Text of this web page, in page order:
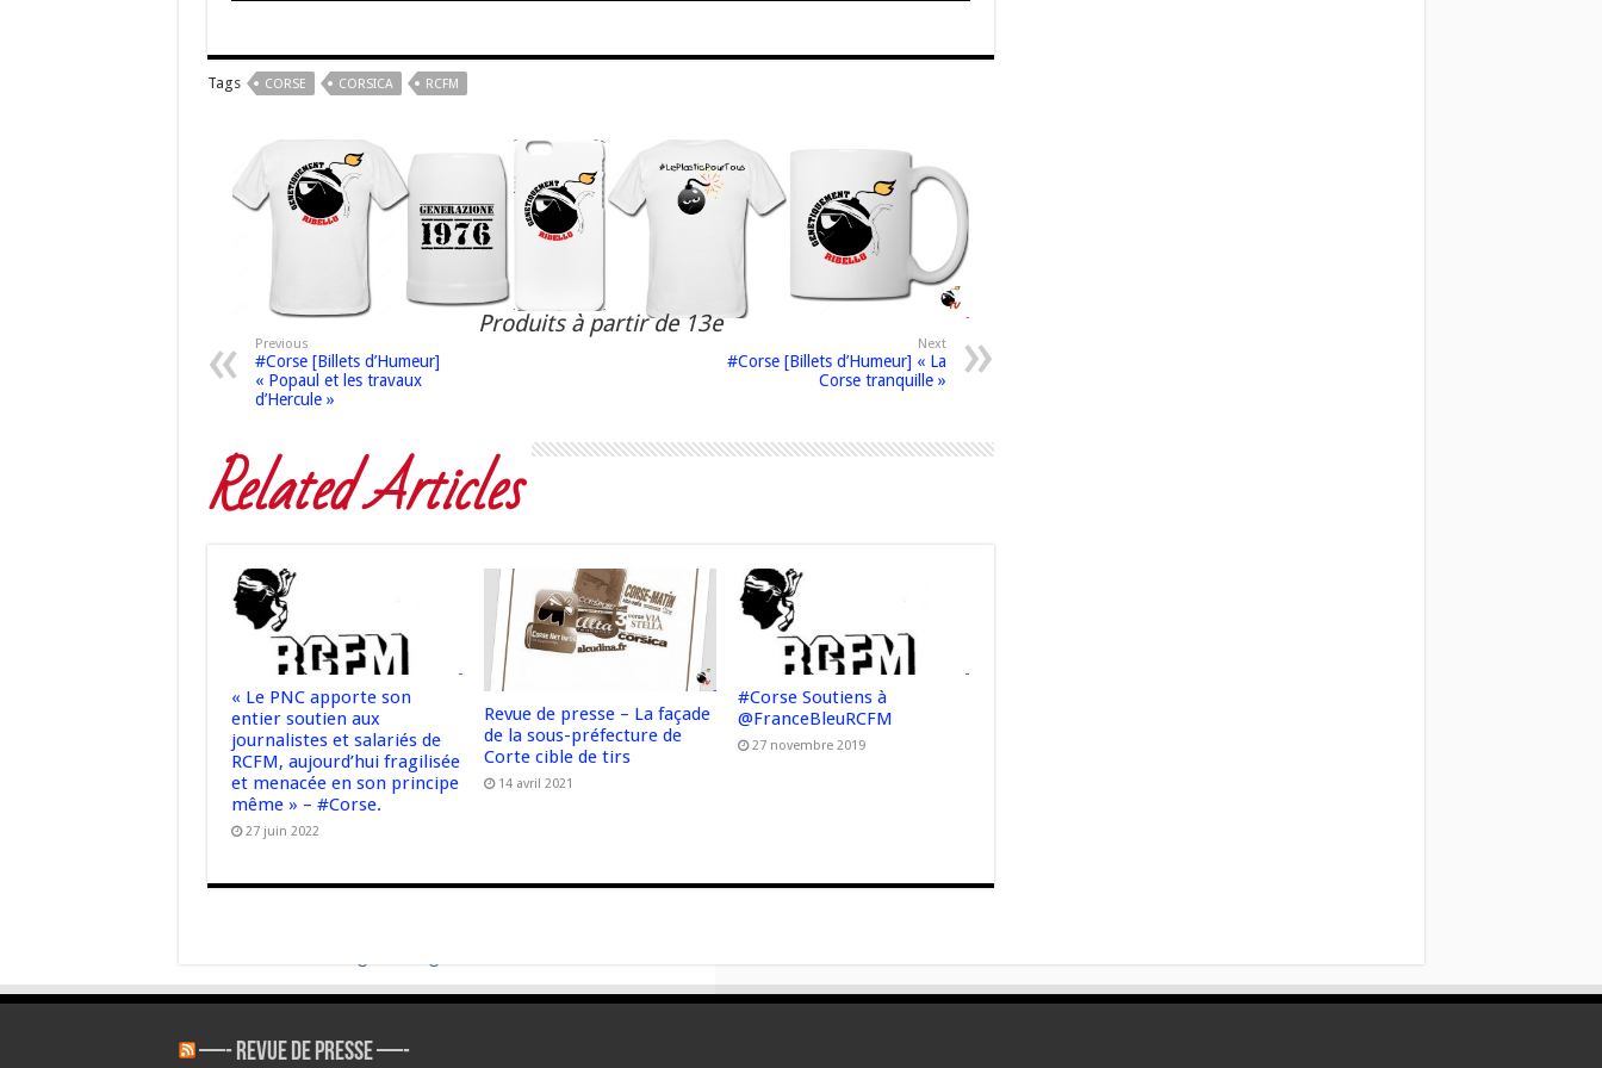
Tags CORSE CORSICA RCFM
Produits à partir de 13e
Previous
#Corse [Billets d’Humeur]
« Popaul et les travaux
d’Hercule »
Next
#Corse [Billets d’Humeur] « La
Corse tranquille »
Related Articles
« Le PNC apporte son
entier soutien aux
journalistes et salariés de
RCFM, aujourd’hui fragilisée
et menacée en son principe
même » – #Corse.
27 juin 2022
Revue de presse – La façade
de la sous-préfecture de
Corte cible de tirs
14 avril 2021
#Corse Soutiens à
@FranceBleuRCFM
27 novembre 2019
—- REVUE DE PRESSE —-